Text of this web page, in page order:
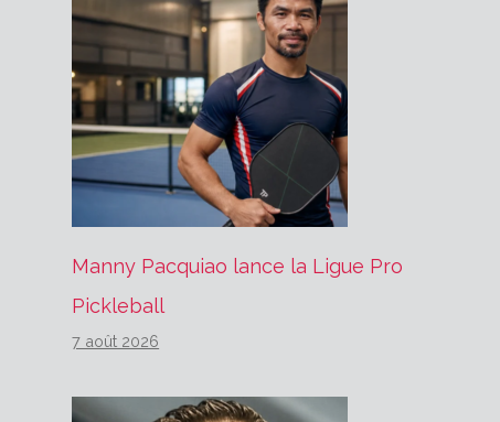
Manny Pacquiao lance la Ligue Pro
Pickleball
7 août 2026